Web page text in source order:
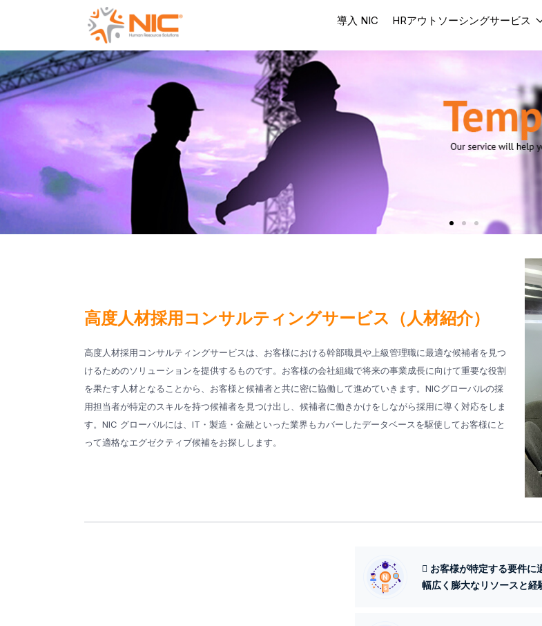
導入 NIC HRアウトソーシングサービス
高度人材採用コンサルティングサービス（人材紹介）
高度人材採用コンサルティングサービスは、お客様における幹部職員や上級管理職に最適な候補者を見つ
けるためのソリューションを提供するものです。お客様の会社組織で将来の事業成長に向けて重要な役割
を果たす人材となることから、お客様と候補者と共に密に協働して進めていきます。NICグローバルの採
用担当者が特定のスキルを持つ候補者を見つけ出し、候補者に働きかけをしながら採用に導く対応をしま
す。NIC グローバルには、IT・製造・金融といった業界もカバーしたデータベースを駆使してお客様にと
って適格なエグゼクティブ候補をお探しします。
 お客様が特定する要件に
幅広く膨大なリソースと経